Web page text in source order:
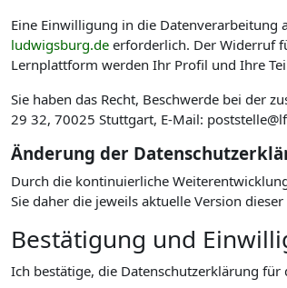
Eine Einwilligung in die
ludwigsburg.de erforderlich. Der Widerruf
Lernplattform werden Ihr Profil und Ihre
Sie haben das Recht, Beschwerde bei der
29 32, 70025 Stuttgart, E-Mail:
Änderung der
Durch die kontinuierliche
Sie daher die jeweils aktuelle Version
Bestätigung und
Ich bestätige, die Datenschutzerklärung